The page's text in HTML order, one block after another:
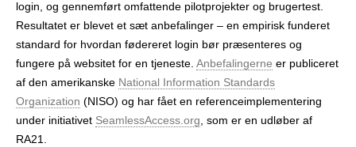
login, og gennemført omfattende pilotprojekter og brugertest.
Resultatet er blevet et sæt anbefalinger – en empirisk funderet
standard for hvordan fødereret login bør præsenteres og
fungere på websitet for en tjeneste. Anbefalingerne er publiceret
af den amerikanske National Information Standards
Organization (NISO) og har fået en referenceimplementering
under initiativet SeamlessAccess.org, som er en udløber af
RA21.